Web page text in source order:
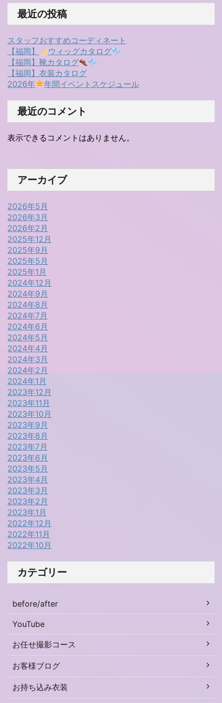
最近の投稿
スタッフおすすめコーディネート
【福岡】
ウィッグカタログ
【福岡】靴カタログ
【福岡】衣装カタログ
2026年
年間イベントスケジュール
最近のコメント
表示できるコメントはありません。
アーカイブ
2026年5月
2026年3月
2026年2月
2025年12月
2025年9月
2025年5月
2025年1月
2024年12月
2024年9月
2024年8月
2024年7月
2024年6月
2024年5月
2024年4月
2024年3月
2024年2月
2024年1月
2023年12月
2023年11月
2023年10月
2023年9月
2023年8月
2023年7月
2023年6月
2023年5月
2023年4月
2023年3月
2023年2月
2023年1月
2022年12月
2022年11月
2022年10月
カテゴリー
before/after
YouTube
お任せ撮影コース
お客様ブログ
お持ち込み衣装